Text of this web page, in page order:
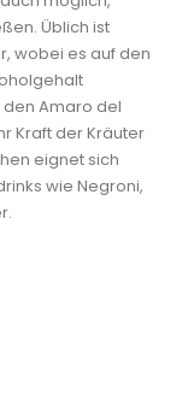
Üblich ist
wobei es auf den
den Amaro del
Kraft der Kräuter
eignet sich
wie Negroni,